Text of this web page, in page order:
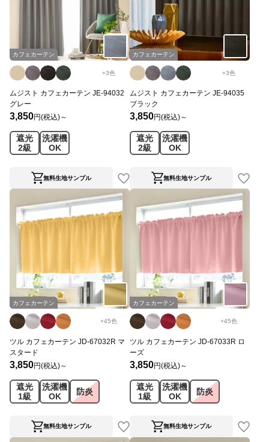
カフェカーテン
+3色
ムジスト カフェカーテン JE-94032
グレー
3,850円(税込)～
遮光
2級
洗濯機
OK
無料生地サンプル
カフェカーテン
+3色
ムジスト カフェカーテン JE-94035
ブラック
3,850円(税込)～
遮光
2級
洗濯機
OK
無料生地サンプル
カフェカーテン
+45色
ツル カフェカーテン JD-67032R マ
スタード
3,850円(税込)～
遮光
1級
洗濯機
OK
防炎
無料生地サンプル
カフェカーテン
+45色
ツル カフェカーテン JD-67033R ロ
ーズ
3,850円(税込)～
遮光
1級
洗濯機
OK
防炎
無料生地サンプル